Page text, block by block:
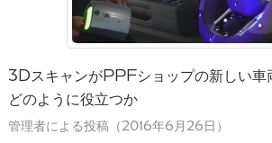
3DスキャンがPPFショップの新しい車
どのように役立つか
管理者による投稿（2016年6月26日）